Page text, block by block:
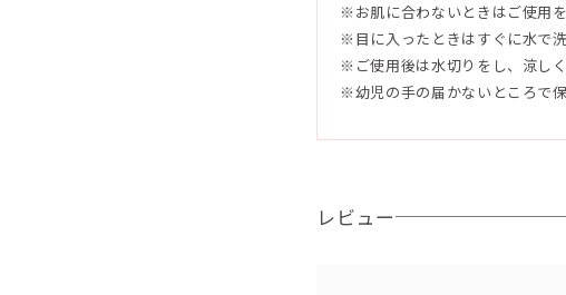
●使用目安
未開封2年、開封後3ヶ月
●配合成分
イナップル果汁、ハイビスカス
※お肌に合わないときはご使用
※目に入ったときはすぐに水で
※ご使用後は水切りをし、涼し
※幼児の手の届かないところで
レビュー